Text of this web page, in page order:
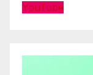
YouTube